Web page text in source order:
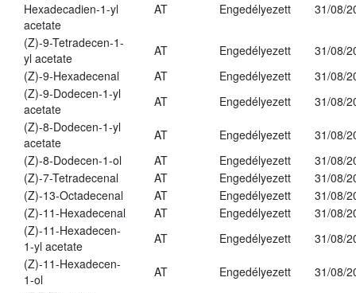
Hexadecadien-1-yl
acetate
AT Engedélyezett 31/08/
(Z)-9-Tetradecen-1-
yl acetate
AT Engedélyezett
31/08/
(Z)-9-Hexadecenal
AT Engedélyezett
31/08/
(Z)-9-Dodecen-1-yl
acetate
AT Engedélyezett
31/08/
(Z)-8-Dodecen-1-yl
acetate
AT Engedélyezett
31/08/
(Z)-8-Dodecen-1-ol
AT Engedélyezett
31/08/
(Z)-7-Tetradecenal
AT Engedélyezett
31/08/
(Z)-13-Octadecenal
AT Engedélyezett
31/08/
(Z)-11-Hexadecenal
AT Engedélyezett
31/08/
(Z)-11-Hexadecen-
1-yl acetate
AT Engedélyezett
31/08/
(Z)-11-Hexadecen-
1-ol
AT Engedélyezett
31/08/